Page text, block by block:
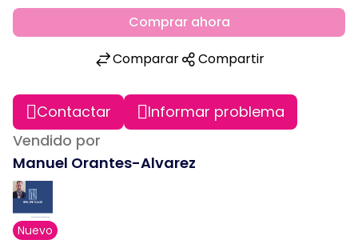
Comprar ahora
Comparar
Compartir
Contactar
Informar problema
Vendido por
Manuel Orantes-Alvarez
Nuevo